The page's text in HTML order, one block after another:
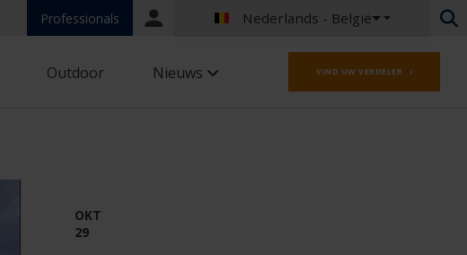
Professionals
Portal
Nederlands - België
Nederlands - België
Nederlands - Nederland
Outdoor Nieuws VIND UW VERDELER ›
OKT
29